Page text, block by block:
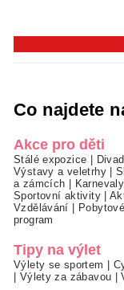
Co najdete
Akce pro děti
Stálé expozice
Výstavy a veletrhy|
a zámcích
Sportovní aktivity|
Vzdělávání
program
Tipy na výlet
Výlety se sportem
Výlety za zábavou |